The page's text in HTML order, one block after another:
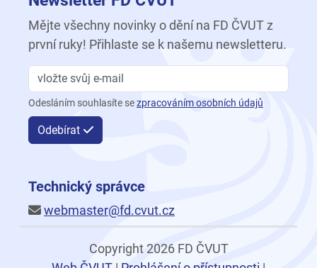
Mějte všechny novinky o dění na FD ČVUT z
první ruky! Přihlaste se k našemu newsletteru.
Odesláním souhlasíte sezpracováním osobních údajů
Odebírat
Technický správce
webmaster@fd.cvut.cz
Copyright 2026 FD ČVUT